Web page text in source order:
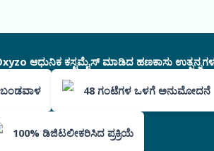
ಆಧುನಿಕ ಕಸ್ಟಮೈಸ್ ಮಾಡಿದ ಹಣಕಾಸು
48 ಗಂಟೆಗಳ ಒಳಗೆ ಅನುಮೋದನೆ
100% ಡಿಜಿಟಲೀಕರಿಸಿದ ಪ್ರಕ್ರಿಯೆ